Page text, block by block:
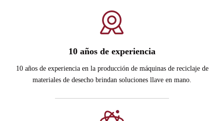
10 años de experiencia
10 años de experiencia en la producción de máquinas de reciclaje de
materiales de desecho brindan soluciones llave en mano.